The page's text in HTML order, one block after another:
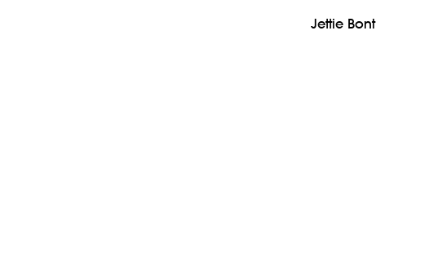
Jettie Bont